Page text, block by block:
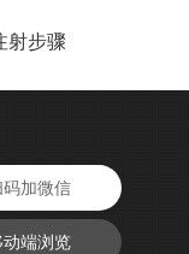
射步骤
码加微信
动端浏览